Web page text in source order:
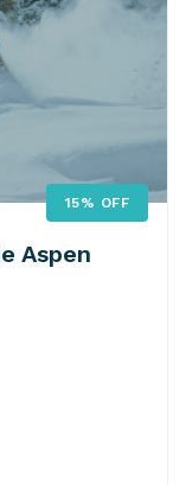
15% OFF
Aspen